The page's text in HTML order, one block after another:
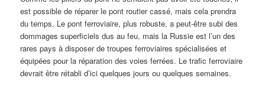
est possible de réparer le pont routier cassé, mais cela prendra
du temps. Le pont ferroviaire, plus robuste, a peut-être subi des
dommages superficiels dus au feu, mais la Russie est l’un des
rares pays à disposer de troupes ferroviaires spécialisées et
équipées pour la réparation des voies ferrées. Le trafic ferroviaire
devrait être rétabli d’ici quelques jours ou quelques semaines.